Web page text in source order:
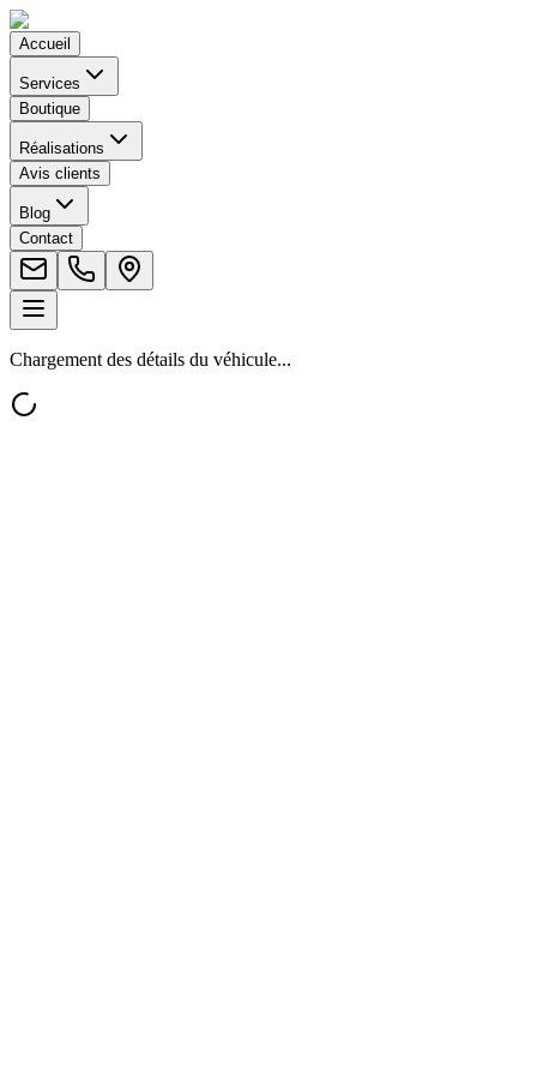
Accueil
Services
Boutique
Réalisations
Avis clients
Blog
Contact
Chargement des détails du véhicule...